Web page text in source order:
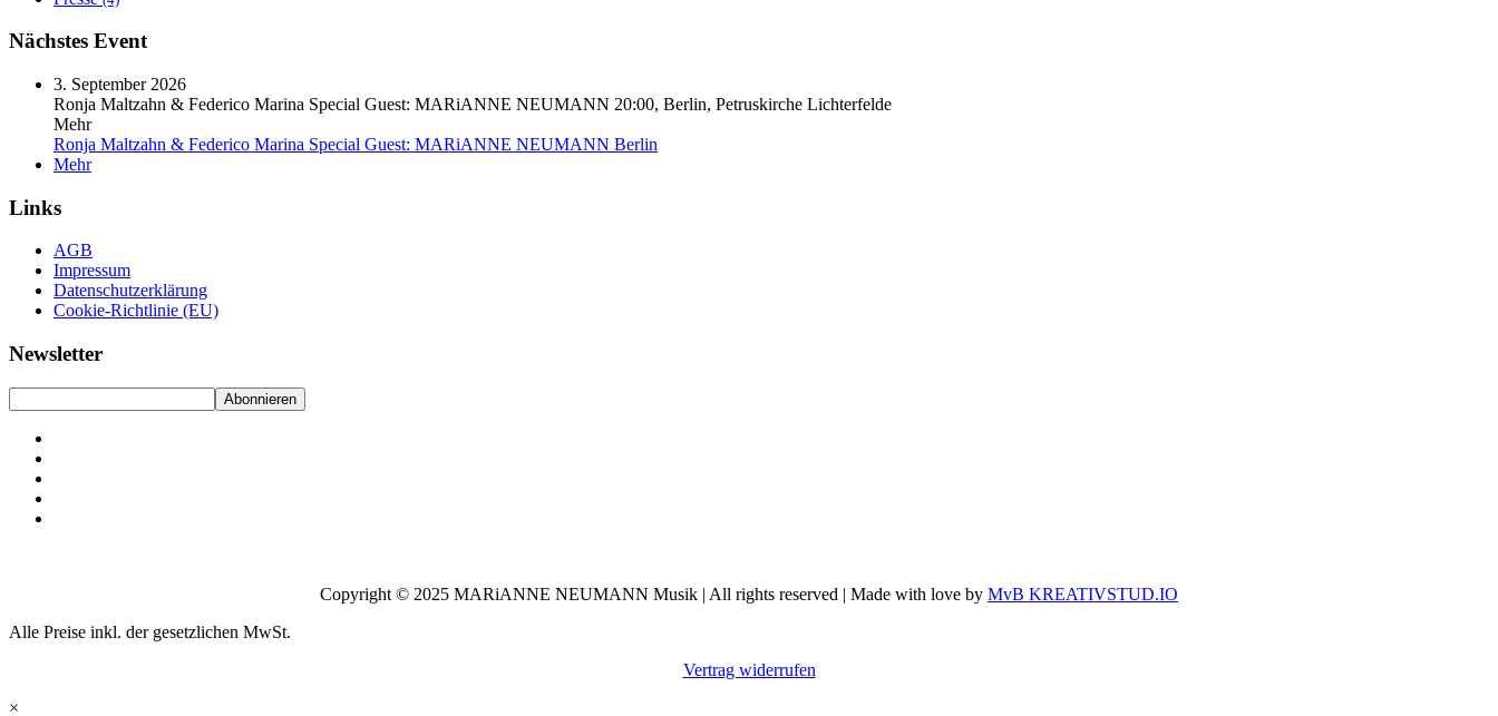
Nächstes Event
3. September 2026
Ronja Maltzahn & Federico Marina Special Guest: MARiANNE NEUMANN 20:00, Berlin, Petruskirche Lichterfelde
Mehr
Ronja Maltzahn & Federico Marina Special Guest: MARiANNE NEUMANN Berlin
Mehr
Links
AGB
Impressum
Datenschutzerklärung
Cookie-Richtlinie (EU)
Newsletter
Copyright © 2025 MARiANNE NEUMANN Musik | All rights reserved | Made with love by MvB KREATIVSTUD.IO
Alle Preise inkl. der gesetzlichen MwSt.
Vertrag widerrufen
×